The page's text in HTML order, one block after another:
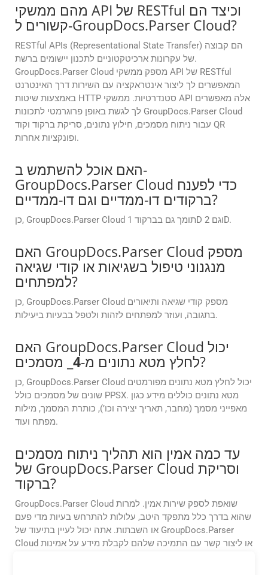
מהם ממשקי API של RESTful וכיצד הם
קשורים ל-GroupDocs.Parser Cloud?
RESTful APIs (Representational State Transfer) הם קבוצה
של עקרונות ארכיטקטוניים לתכנון יישומים ברשת.
GroupDocs.Parser Cloud מספק ממשקי API של RESTful
המאפשרים לך ליצור אינטראקציה עם השירות דרך האינטרנט
באמצעות שיטות HTTP סטנדרטיות. ממשקי API אלה מאפשרים
לך לגשת באופן פרוגרמטי לתכונות GroupDocs.Parser Cloud
עבור ניתוח מסמכים, חילוץ נתונים, סריקת ברקוד וקוד QR
ופונקציות אחרות.
האם אוכל להשתמש ב-
GroupDocs.Parser Cloud כדי לפענח
ברקודים דו-ממדיים וגם דו-ממדיים?
כן, GroupDocs.Parser Cloud תומך גם בברקוד 1D וגם 2D.
האם GroupDocs.Parser Cloud מספק
מנגנוני טיפול בשגיאות או קודי שגיאה
למפתחים?
כן, GroupDocs.Parser Cloud מספק קודי שגיאה ותיאורים
בתגובה, ועוזר למפתחים לזהות ולטפל בבעיות ביעילות.
האם GroupDocs.Parser Cloud יכול
לחלץ מטא נתונים מ-4 _ מסמכים?
כן, GroupDocs.Parser Cloud יכול לחלץ מטא נתונים מפורמטים
שונים של מסמכים כולל PPSX. מטא נתונים כוללים מידע כגון
מאפייני מסמך (מחבר, תאריך יצירה וכו’), כותרת המסמך, מילות
מפתח ועוד.
עד כמה אמין הוא תהליך ניתוח מסמכים
של GroupDocs.Parser Cloud וסריקת
ברקוד?
GroupDocs.Parser Cloud שואפת לספק שירות אמין. למרות
שהוא בדרך כלל מתפקד היטב, עלולות להתרחש בעיות מדי פעם
או השבתות. אתה יכול לעיין בתיעוד של GroupDocs.Parser
Cloud או ליצור קשר עם התמיכה שלהם לקבלת מידע על אמינות